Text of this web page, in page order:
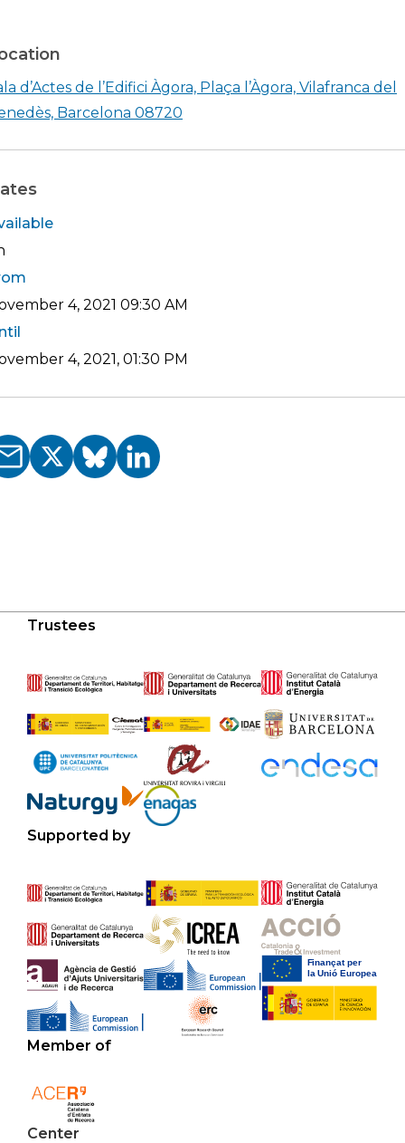
d’Actes de l’Edifici Àgora, Plaça l’Àgora, Vilafranca del
Barcelona 08720
4, 2021 09:30 AM
4, 2021, 01:30 PM
Trustees
Supported by
Member of
Center